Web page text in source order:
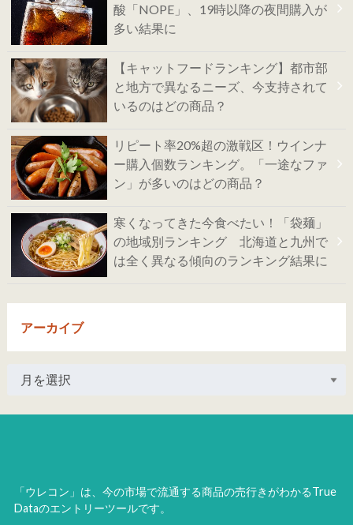
酸「NOPE」、19時以降の夜間購入が
多い結果に
【キャットフードランキング】都市部
と地方で異なるニーズ、今支持されて
いるのはどの商品？
リピート率20%超の激戦区！ウインナ
ー購入個数ランキング。「一途なファ
ン」が多いのはどの商品？
寒くなってきた今食べたい！「袋麺」
の地域別ランキング 北海道と九州で
は全く異なる傾向のランキング結果に
アーカイブ
「ウレコン」は、今の市場で流通する商品の売行きがわかるTrue
Dataのエントリーツールです。